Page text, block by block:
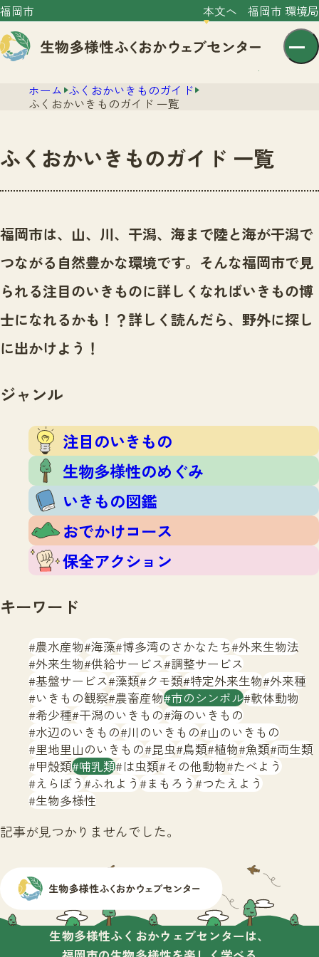
福岡市 本文へ 福岡市 環境局
センター紹介
センター紹介TOP
サイトポリシー
プライバシーポリシー
ニュースTOP
市の取組み
いきものガイド
いきものガイドTOP
注目のいきもの
生物多様性のめぐみ
保全アクション
イベント
いきもの調査隊
調査レポート
調査結果
ふくおかいきものマップ
マッチング
マッチングTOP
掲載申し込みフォーム
お問合せ
サイトマップ
ホーム ふくおかいきものガイド
ふくおかいきものガイド 一覧
ふくおかいきものガイド 一覧
福岡市は、山、川、干潟、海まで陸と海が干潟で
つながる自然豊かな環境です。 そんな福岡市で見
られる注目のいきものに詳しくなればいきもの博
士になれるかも！？詳しく読んだら、野外に探し
に出かけよう！
ジャンル
注目のいきもの
生物多様性のめぐみ
いきもの図鑑
おでかけコース
保全アクション
キーワード
農水産物 海藻 博多湾のさかなたち 外来生物法
外来生物 供給サービス 調整サービス
基盤サービス 藻類 クモ類 特定外来生物 外来種
いきもの観察 農畜産物 市のシンボル 軟体動物
希少種 干潟のいきもの 海のいきもの
水辺のいきもの 川のいきもの 山のいきもの
里地里山のいきもの 昆虫 鳥類 植物 魚類 両生類
甲殻類 哺乳類 は虫類 その他動物 たべよう
えらぼう ふれよう まもろう つたえよう
生物多様性
記事が見つかりませんでした。
生物多様性ふくおかウェブセンターは、